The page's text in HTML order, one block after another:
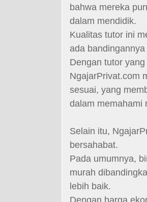
bahwa mereka
dalam mendidik.
Kualitas tutor ini
ada
Dengan tutor
NgajarPrivat.com
sesuai, yang
dalam memahami
Selain itu,
bersahabat.
Pada umumnya,
murah
lebih baik.